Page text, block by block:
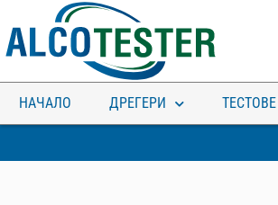
НАЧАЛО ДРЕГЕРИ